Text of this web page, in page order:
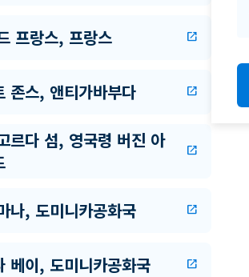
프랑스, 프랑스 open_in_new
존스, 앤티가바부다 open_in_new
르다 섬, 영국령 버진 아
open_in_new
나, 도미니카공화국 open_in_new
베이, 도미니카공화국 open_in_new